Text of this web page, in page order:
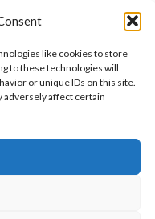
like cookies to store
to these technologies will
or unique IDs on this site.
adversely affect certain